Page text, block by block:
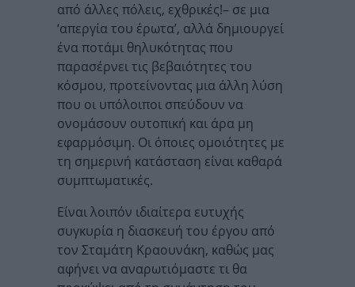
από άλλες πόλεις, εχθρικές!– σε μια
‘απεργία του έρωτα’, αλλά δημιουργεί
ένα ποτάμι θηλυκότητας που
παρασέρνει τις βεβαιότητες του
κόσμου, προτείνοντας μια άλλη λύση
που οι υπόλοιποι σπεύδουν να
ονομάσουν ουτοπική και άρα μη
εφαρμόσιμη. Οι όποιες ομοιότητες με
τη σημερινή κατάσταση είναι καθαρά
συμπτωματικές.
Είναι λοιπόν ιδιαίτερα ευτυχής
συγκυρία η διασκευή του έργου από
τον Σταμάτη Κραουνάκη, καθώς μας
αφήνει να αναρωτιόμαστε τι θα